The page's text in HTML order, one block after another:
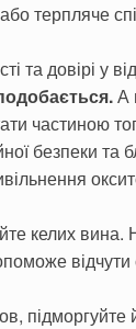
терпляче
та довірі у
А
частиною
безпеки та
келих
підморгуйте